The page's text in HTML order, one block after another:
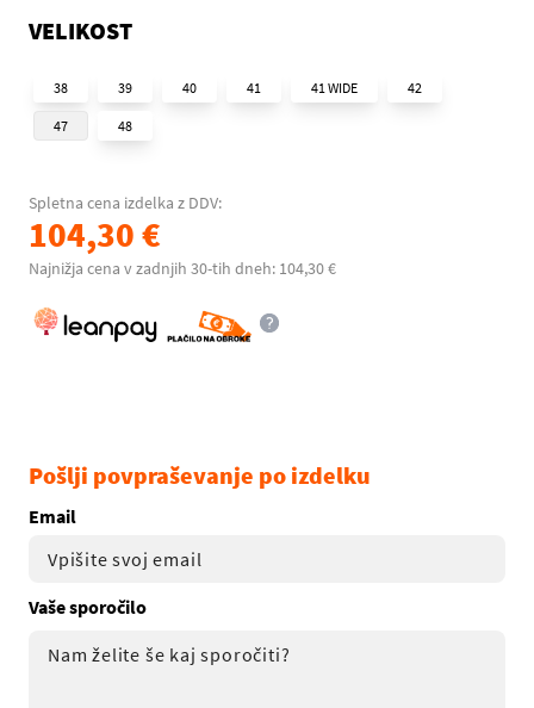
VELIKOST
38 39 40 41 41 WIDE 42
47 48
Spletna cena izdelka z DDV:
104,30 €
Najnižja cena v zadnjih 30-tih dneh: 104,30 €
Pošlji povpraševanje po izdelku
Email
Vaše sporočilo